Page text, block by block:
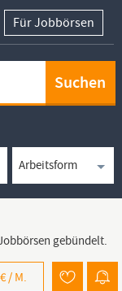
Für Jobbörsen
gebündelt.
€ / M.